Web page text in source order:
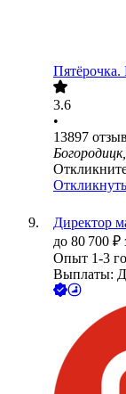
Пятёрочка.
3.6
•
13897
Директор
до 80 700 ₽
Опыт 1-3
Выплаты: